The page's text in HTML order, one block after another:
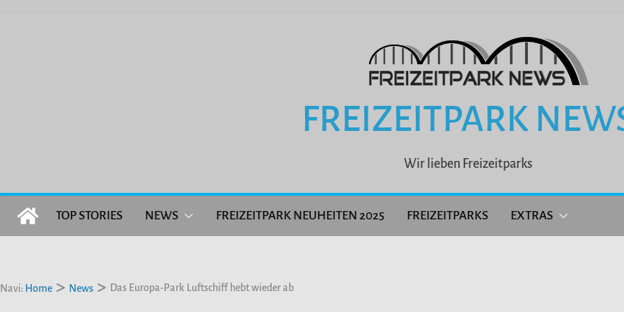
FREIZEITPARK
Wir lieben Freizeitparks
TOP STORIES NEWS FREIZEITPARK NEUHEITEN 2025 FREIZEITPARKS EXTRAS
Navi: Home News Das Europa-Park Luftschiff hebt wieder ab